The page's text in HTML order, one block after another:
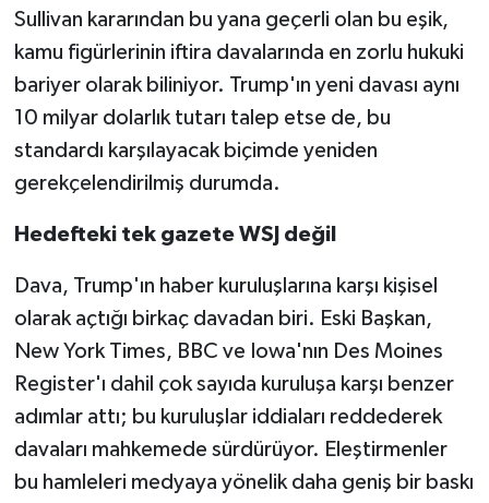
Sullivan kararından bu yana geçerli olan bu eşik,
kamu figürlerinin iftira davalarında en zorlu hukuki
bariyer olarak biliniyor. Trump'ın yeni davası aynı
10 milyar dolarlık tutarı talep etse de, bu
standardı karşılayacak biçimde yeniden
gerekçelendirilmiş durumda.
Hedefteki tek gazete WSJ değil
Dava, Trump'ın haber kuruluşlarına karşı kişisel
olarak açtığı birkaç davadan biri. Eski Başkan,
New York Times, BBC ve Iowa'nın Des Moines
Register'ı dahil çok sayıda kuruluşa karşı benzer
adımlar attı; bu kuruluşlar iddiaları reddederek
davaları mahkemede sürdürüyor. Eleştirmenler
bu hamleleri medyaya yönelik daha geniş bir baskı